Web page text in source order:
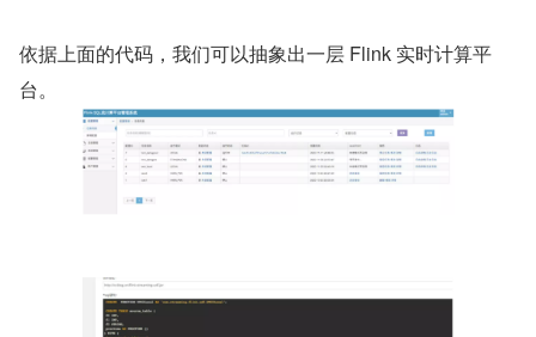
依据上面的代码，我们可以抽象出一层 Flink 实时计算平
台。